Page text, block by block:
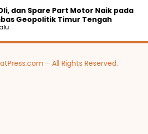
dan Spare Part Motor Naik pada
Geopolitik Timur Tengah
– All Rights Reserved.